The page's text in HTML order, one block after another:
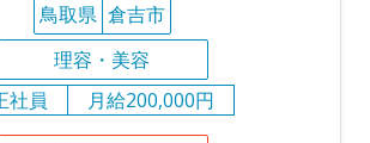
鳥取県 倉吉市
理容・美容
社員
月給200,000円